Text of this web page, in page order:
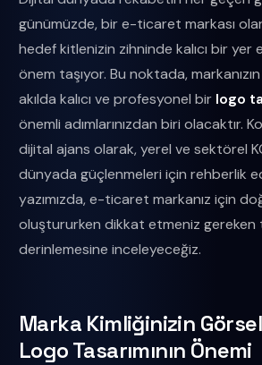
günümüzde, bir e-ticaret markası
hedef kitlenizin zihninde kalıcı bir yer
önem taşıyor. Bu noktada,
akılda kalıcı ve profesyonel bir logo
önemli adımlarınızdan biri olacaktır.
dijital ajans olarak, yerel ve sektörel
dünyada güçlenmeleri için rehberlik
yazımızda, e-ticaret markanız için
oluştururken dikkat etmeniz gereken
derinlemesine inceleyeceğiz.
Marka Kimliğinizin
Logo Tasarımının Önemi